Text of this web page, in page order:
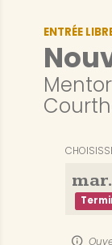
ENTRÉE
mar.